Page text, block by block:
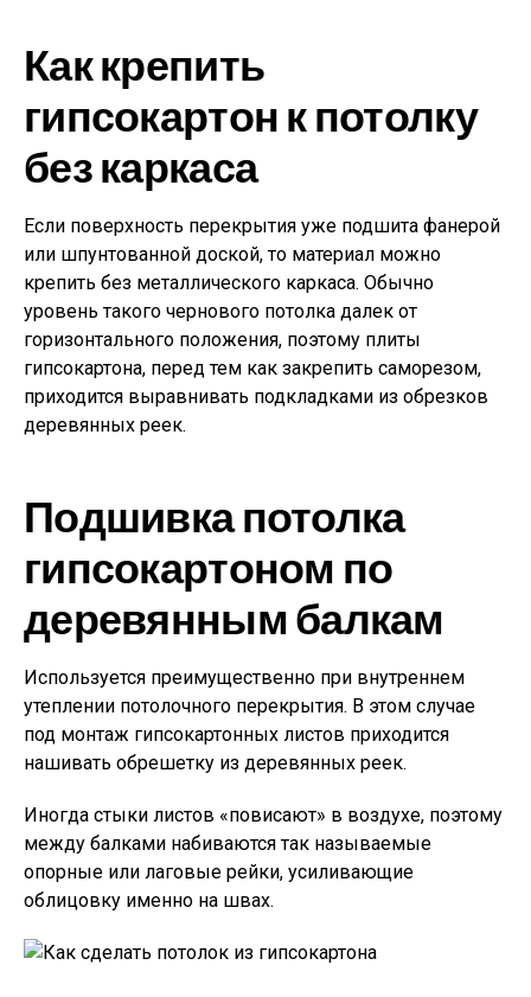
Как крепить
гипсокартон к потолку
без каркаса
Если поверхность перекрытия уже подшита фанерой
или шпунтованной доской, то материал можно
крепить без металлического каркаса. Обычно
уровень такого чернового потолка далек от
горизонтального положения, поэтому плиты
гипсокартона, перед тем как закрепить саморезом,
приходится выравнивать подкладками из обрезков
деревянных реек.
Подшивка потолка
гипсокартоном по
деревянным балкам
Используется преимущественно при внутреннем
утеплении потолочного перекрытия. В этом случае
под монтаж гипсокартонных листов приходится
нашивать обрешетку из деревянных реек.
Иногда стыки листов «повисают» в воздухе, поэтому
между балками набиваются так называемые
опорные или лаговые рейки, усиливающие
облицовку именно на швах.